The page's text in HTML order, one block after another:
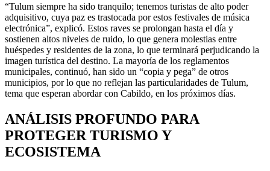
“Tulum siempre ha sido tranquilo; tenemos turistas de alto poder
adquisitivo, cuya paz es trastocada por estos festivales de música
electrónica”, explicó. Estos raves se prolongan hasta el día y
sostienen altos niveles de ruido, lo que genera molestias entre
huéspedes y residentes de la zona, lo que terminará perjudicando la
imagen turística del destino. La mayoría de los reglamentos
municipales, continuó, han sido un “copia y pega” de otros
municipios, por lo que no reflejan las particularidades de Tulum,
tema que esperan abordar con Cabildo, en los próximos días.
ANÁLISIS PROFUNDO PARA
PROTEGER TURISMO Y
ECOSISTEMA